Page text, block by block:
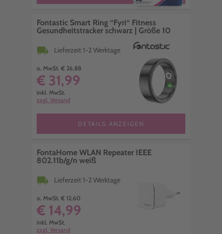
Fontastic Smart Ring “Fyri“ Fitness
Gesundheitstracker schwarz | Größe 10
local_shipping Lieferzeit 1-2 Werktage
o. MwSt. € 26,88
€ 31,99
inkl. MwSt.
zzgl. Versand
DETAILS ANZEIGEN
FontaHome WLAN Repeater IEEE
802.11b/g/n weiß
local_shipping Lieferzeit 1-2 Werktage
o. MwSt. € 12,60
€ 14,99
inkl. MwSt.
zzgl. Versand